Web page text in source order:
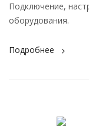
Подключение,
оборудования.
Подробнее